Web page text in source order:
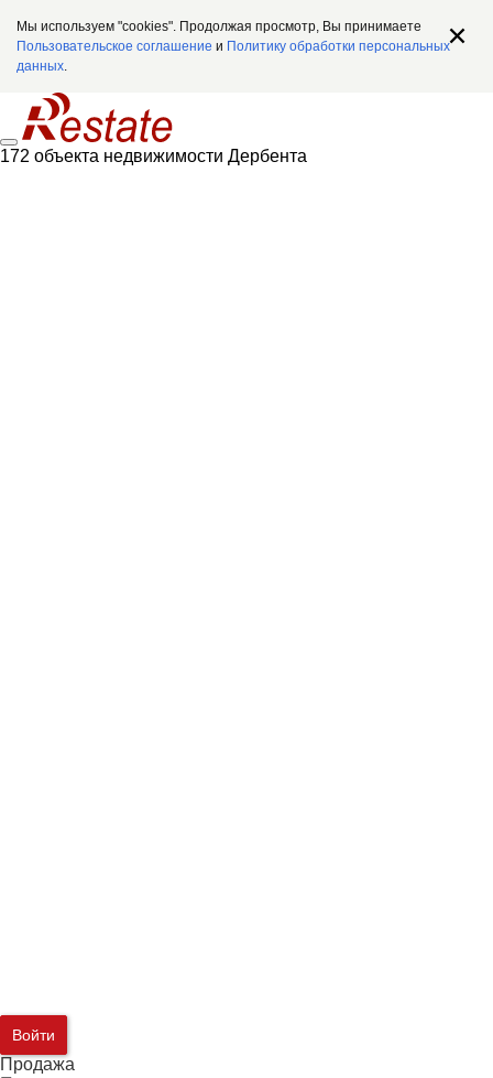
Мы используем "cookies". Продолжая просмотр, Вы принимаете
Пользовательское соглашение и Политику обработки персональных
данных.
172 объекта недвижимости Дербента
Войти
Продажа